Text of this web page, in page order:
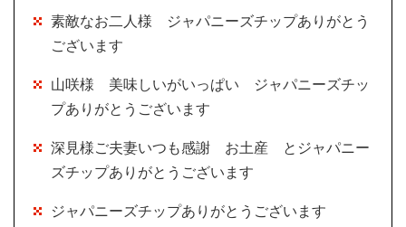
素敵なお二人様 ジャパニーズチップありがとう
ございます
山咲様 美味しいがいっぱい ジャパニーズチッ
プありがとうございます
深見様ご夫妻いつも感謝 お土産 とジャパニー
ズチップありがとうございます
ジャパニーズチップありがとうございます